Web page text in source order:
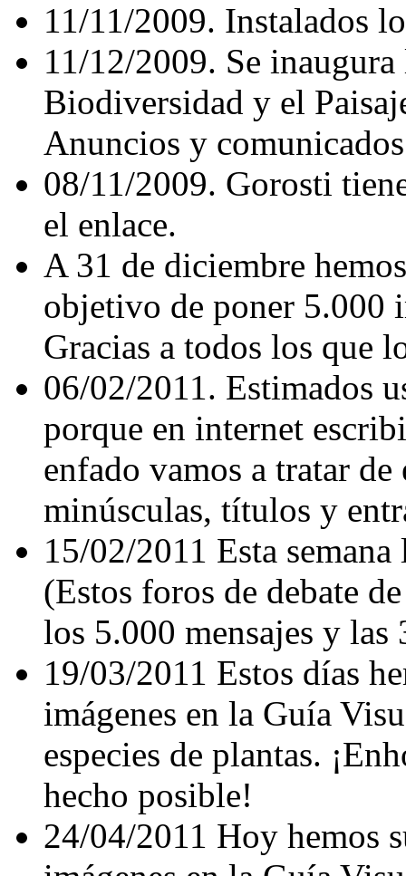
11/11/2009. Instalados
11/12/2009. Se
Biodiversidad y el
Anuncios y
08/11/2009. Gorosti
el enlace.
A 31 de diciembre
objetivo de poner 5.000
Gracias a todos los que
06/02/2011. Estimados
porque en internet
enfado vamos a tratar
minúsculas, títulos y
15/02/2011 Esta
(Estos foros de debate
los 5.000 mensajes y las
19/03/2011 Estos días
imágenes en la Guía
especies de plantas.
hecho posible!
24/04/2011 Hoy hemos